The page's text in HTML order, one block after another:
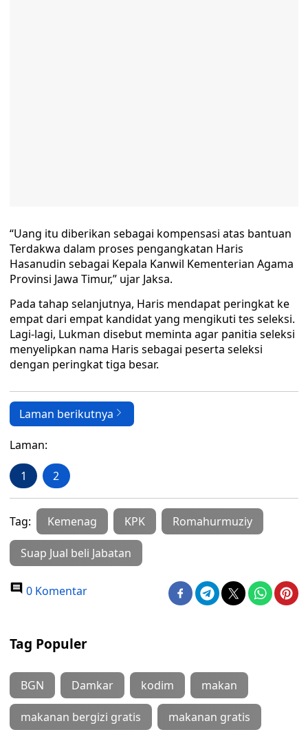
“Uang itu diberikan sebagai kompensasi atas bantuan
Terdakwa dalam proses pengangkatan Haris
Hasanudin sebagai Kepala Kanwil Kementerian Agama
Provinsi Jawa Timur,” ujar Jaksa.
Pada tahap selanjutnya, Haris mendapat peringkat ke
empat dari empat kandidat yang mengikuti tes seleksi.
Lagi-lagi, Lukman disebut meminta agar panitia seleksi
menyelipkan nama Haris sebagai peserta seleksi
dengan peringkat tiga besar.
Laman berikutnya
Laman:
1 2
Tag: Kemenag KPK Romahurmuziy
Suap Jual beli Jabatan
0 Komentar
Tag Populer
BGN Damkar kodim makan
makanan bergizi gratis makanan gratis